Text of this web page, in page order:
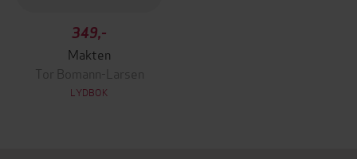
349,-
Makten
Tor Bomann-Larsen
LYDBOK